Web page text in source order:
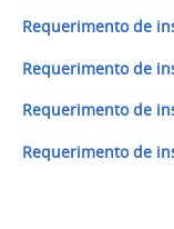
Requerimento de
Requerimento de
Requerimento de
Requerimento de